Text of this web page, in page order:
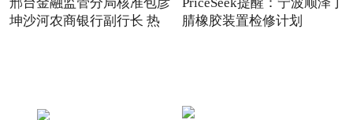
坤沙河农商银行副行长 热
腈橡胶装置检修计划